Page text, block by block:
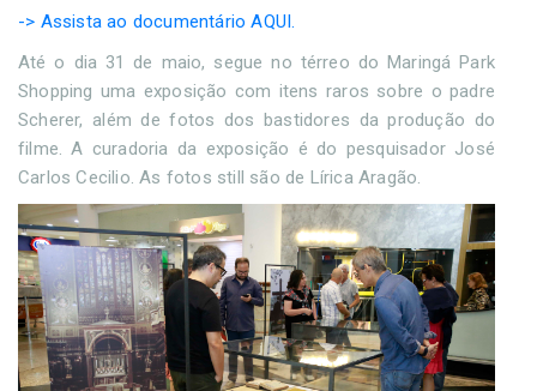
-> Assista ao documentário AQUI.
Até o dia 31 de maio, segue no térreo do Maringá Park
Shopping uma exposição com itens raros sobre o padre
Scherer, além de fotos dos bastidores da produção do
filme. A curadoria da exposição é do pesquisador José
Carlos Cecilio. As fotos still são de Lírica Aragão.